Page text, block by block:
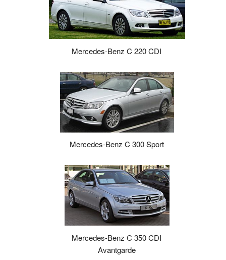
Mercedes-Benz C 220 CDI
Mercedes-Benz C 300 Sport
Mercedes-Benz C 350 CDI
Avantgarde